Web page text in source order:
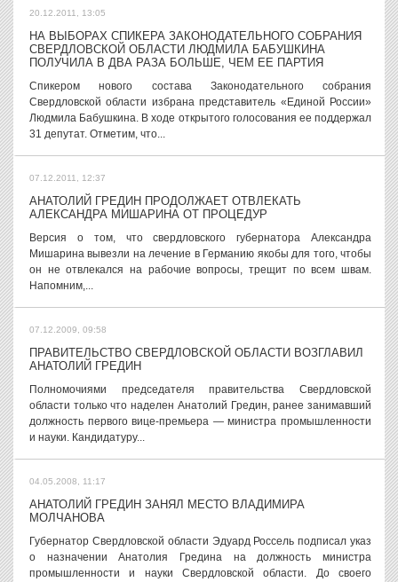
20.12.2011, 13:05
НА ВЫБОРАХ СПИКЕРА ЗАКОНОДАТЕЛЬНОГО СОБРАНИЯ
СВЕРДЛОВСКОЙ ОБЛАСТИ ЛЮДМИЛА БАБУШКИНА
ПОЛУЧИЛА В ДВА РАЗА БОЛЬШЕ, ЧЕМ ЕЕ ПАРТИЯ
Спикером нового состава Законодательного собрания
Свердловской области избрана представитель «Единой России»
Людмила Бабушкина. В ходе открытого голосования ее поддержал
31 депутат. Отметим, что...
07.12.2011, 12:37
АНАТОЛИЙ ГРЕДИН ПРОДОЛЖАЕТ ОТВЛЕКАТЬ
АЛЕКСАНДРА МИШАРИНА ОТ ПРОЦЕДУР
Версия о том, что свердловского губернатора Александра
Мишарина вывезли на лечение в Германию якобы для того, чтобы
он не отвлекался на рабочие вопросы, трещит по всем швам.
Напомним,...
07.12.2009, 09:58
ПРАВИТЕЛЬСТВО СВЕРДЛОВСКОЙ ОБЛАСТИ ВОЗГЛАВИЛ
АНАТОЛИЙ ГРЕДИН
Полномочиями председателя правительства Свердловской
области только что наделен Анатолий Гредин, ранее занимавший
должность первого вице-премьера — министра промышленности
и науки. Кандидатуру...
04.05.2008, 11:17
АНАТОЛИЙ ГРЕДИН ЗАНЯЛ МЕСТО ВЛАДИМИРА
МОЛЧАНОВА
Губернатор Свердловской области Эдуард Россель подписал указ
о назначении Анатолия Гредина на должность министра
промышленности и науки Свердловской области. До своего